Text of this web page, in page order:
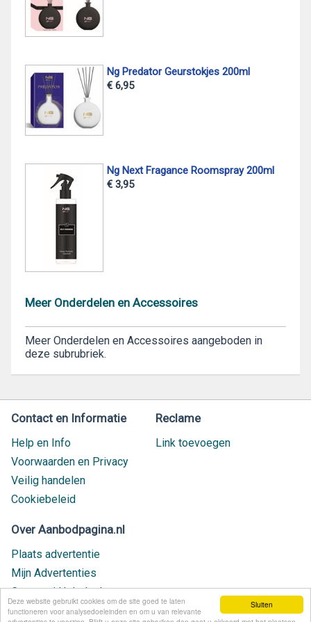
Sluiten
Deze website gebruikt cookies om de site goed te laten
functioneren voor analysedoeleinden en om u van relevante
Ng Predator Geurstokjes 200ml
€ 6,95
Ng Next Fragance Roomspray 200ml
€ 3,95
Meer Onderdelen en Accessoires
Meer Onderdelen en Accessoires aangeboden in
deze subrubriek.
Contact en Informatie
Help en Info
Voorwaarden en Privacy
Veilig handelen
Cookiebeleid
Reclame
Link toevoegen
Over Aanbodpagina.nl
Plaats advertentie
Mijn Advertenties
Contact / Helpdesk
Nieuw geplaatst